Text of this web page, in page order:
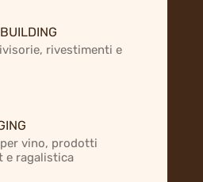
rivestimenti e
vino, prodotti
e ragalistica
ambiente e